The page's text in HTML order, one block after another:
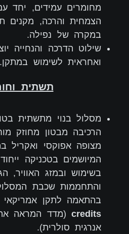
מחומרים עמידים, יחד
הצמחית והרכה, מקנים
במקרה של נפילה.
שילוט הדרכה והנחייה
ואחראית לשימוש במתקן.
תשתית
מסלול בנוי מתשתית
הרכיבה מבטון מחוזק
מצופה אפוקסי ואקריל
המיושמים בטכניקה
והתחממות שכבת
בהתאמה לתקן אמריקאי
credits (מדד המראה
אנרגית סולרית).